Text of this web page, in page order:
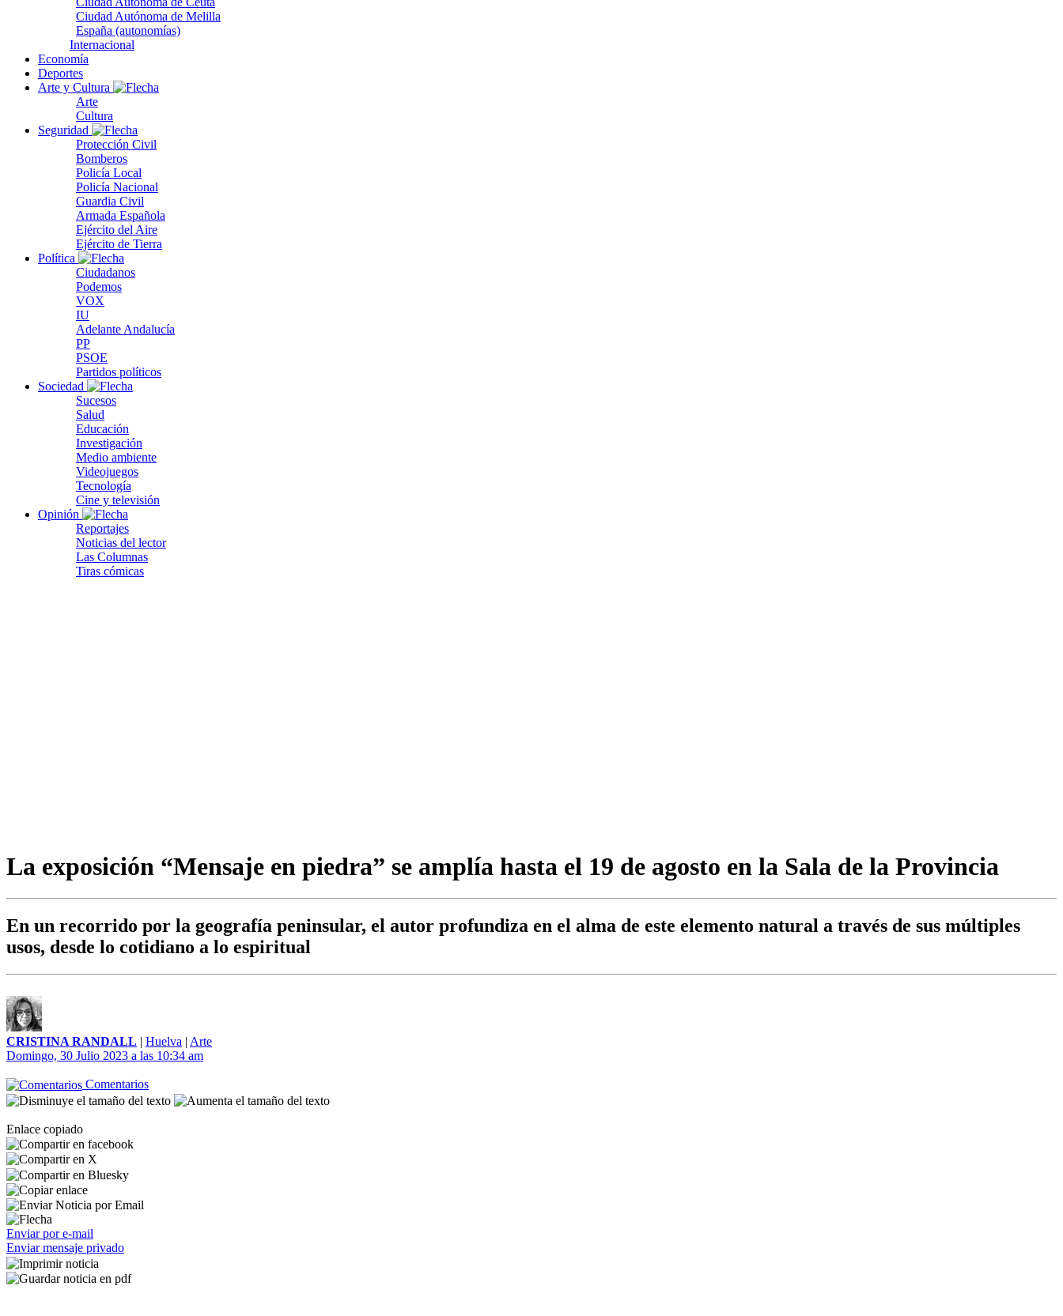
Ciudad Autónoma de Melilla
España (autonomías)
Internacional
Economía
Deportes
Arte y Cultura
Arte
Cultura
Seguridad
Protección Civil
Bomberos
Policía Local
Policía Nacional
Guardia Civil
Armada Española
Ejército del Aire
Ejército de Tierra
Política
Ciudadanos
Podemos
VOX
IU
Adelante Andalucía
PP
PSOE
Partidos políticos
Sociedad
Sucesos
Salud
Educación
Investigación
Medio ambiente
Videojuegos
Tecnología
Cine y televisión
Opinión
Reportajes
Noticias del lector
Las Columnas
Tiras cómicas
La exposición “Mensaje en piedra” se amplía hasta el 19 de agosto en la Sala de la Provincia
En un recorrido por la geografía peninsular, el autor profundiza en el alma de este elemento natural a través de sus múltiples
usos, desde lo cotidiano a lo espiritual
CRISTINA RANDALL | Huelva | Arte
Domingo, 30 Julio 2023 a las 10:34 am
Comentarios
Enlace copiado
Enviar por e-mail
Enviar mensaje privado